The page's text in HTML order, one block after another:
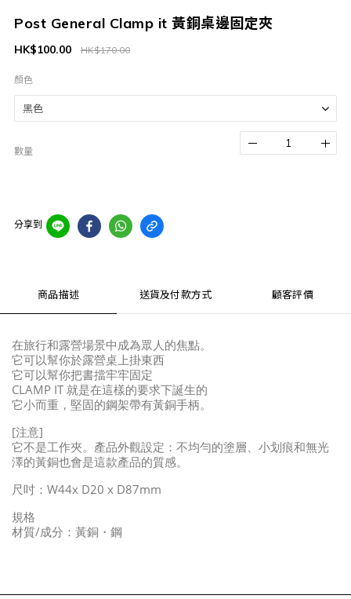
Post General Clamp it 黃銅桌邊固定夾
HK$170.00
HK$100.00
顏色
數量
分享到
商品描述 送貨及付款方式 顧客評價
在旅行和露營場景中成為眾人的焦點。
它可以幫你於露營桌上掛東西
它可以幫你把書擋牢牢固定
CLAMP IT 就是在這樣的要求下誕生的
它小而重，堅固的鋼架帶有黃銅手柄。
[注意]
它不是工作夾。產品外觀設定：不均勻的塗層、小划痕和無光
澤的黃銅也會是這款產品的質感。
尺吋：W44x D20 x D87mm
規格
材質/成分：黃銅・鋼